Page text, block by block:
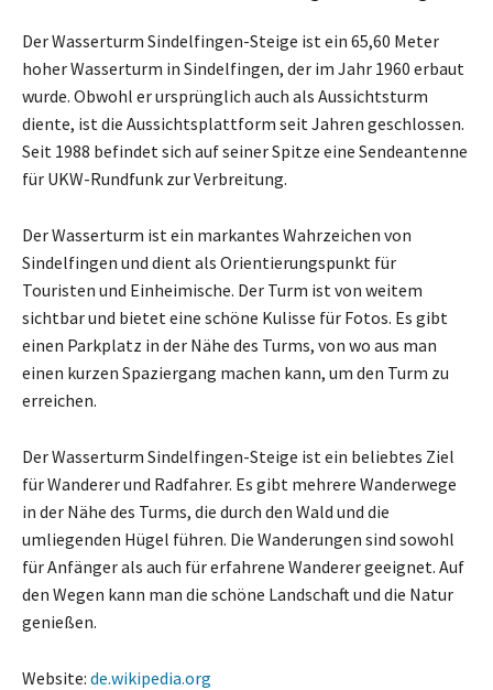
Der Wasserturm Sindelfingen-Steige ist ein 65,60 Meter
hoher Wasserturm in Sindelfingen, der im Jahr 1960 erbaut
wurde. Obwohl er ursprünglich auch als Aussichtsturm
diente, ist die Aussichtsplattform seit Jahren geschlossen.
Seit 1988 befindet sich auf seiner Spitze eine Sendeantenne
für UKW-Rundfunk zur Verbreitung.
Der Wasserturm ist ein markantes Wahrzeichen von
Sindelfingen und dient als Orientierungspunkt für
Touristen und Einheimische. Der Turm ist von weitem
sichtbar und bietet eine schöne Kulisse für Fotos. Es gibt
einen Parkplatz in der Nähe des Turms, von wo aus man
einen kurzen Spaziergang machen kann, um den Turm zu
erreichen.
Der Wasserturm Sindelfingen-Steige ist ein beliebtes Ziel
für Wanderer und Radfahrer. Es gibt mehrere Wanderwege
in der Nähe des Turms, die durch den Wald und die
umliegenden Hügel führen. Die Wanderungen sind sowohl
für Anfänger als auch für erfahrene Wanderer geeignet. Auf
den Wegen kann man die schöne Landschaft und die Natur
genießen.
Website: de.wikipedia.org